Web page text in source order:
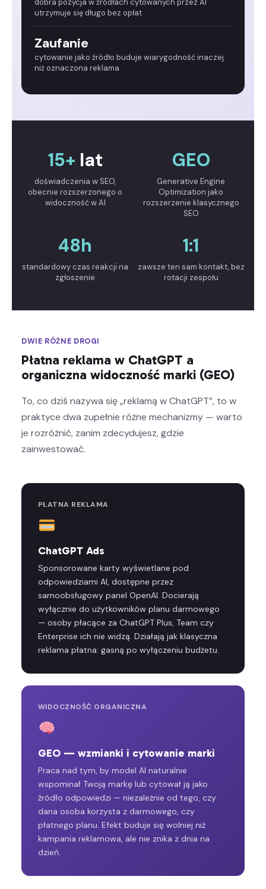
dobra pozycja w źródłach cytowanych przez AI
utrzymuje się długo bez opłat
Zaufanie
cytowanie jako źródło buduje wiarygodność inaczej
niż oznaczona reklama
15+ lat
doświadczenia w SEO,
obecnie rozszerzonego o
widoczność w AI
GEO
Generative Engine
Optimization jako
rozszerzenie klasycznego
SEO
48h
standardowy czas reakcji na
zgłoszenie
1:1
zawsze ten sam kontakt, bez
rotacji zespołu
DWIE RÓŻNE DROGI
Płatna reklama w ChatGPT a
organiczna widoczność marki (GEO)
To, co dziś nazywa się „reklamą w ChatGPT”, to w
praktyce dwa zupełnie różne mechanizmy — warto
je rozróżnić, zanim zdecydujesz, gdzie
zainwestować.
PŁATNA REKLAMA
ChatGPT Ads
Sponsorowane karty wyświetlane pod
odpowiedziami AI, dostępne przez
samoobsługowy panel OpenAI. Docierają
wyłącznie do użytkowników planu darmowego
— osoby płacące za ChatGPT Plus, Team czy
Enterprise ich nie widzą. Działają jak klasyczna
reklama płatna: gasną po wyłączeniu budżetu.
WIDOCZNOŚĆ ORGANICZNA
GEO — wzmianki i cytowanie marki
Praca nad tym, by model AI naturalnie
wspominał Twoją markę lub cytował ją jako
źródło odpowiedzi — niezależnie od tego, czy
dana osoba korzysta z darmowego, czy
płatnego planu. Efekt buduje się wolniej niż
kampania reklamowa, ale nie znika z dnia na
dzień.